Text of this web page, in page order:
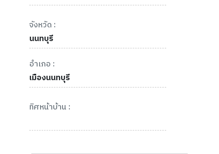
จังหวัด :
นนทบุรี
อำเภอ :
เมืองนนทบุรี
ทิศหน้าบ้าน :